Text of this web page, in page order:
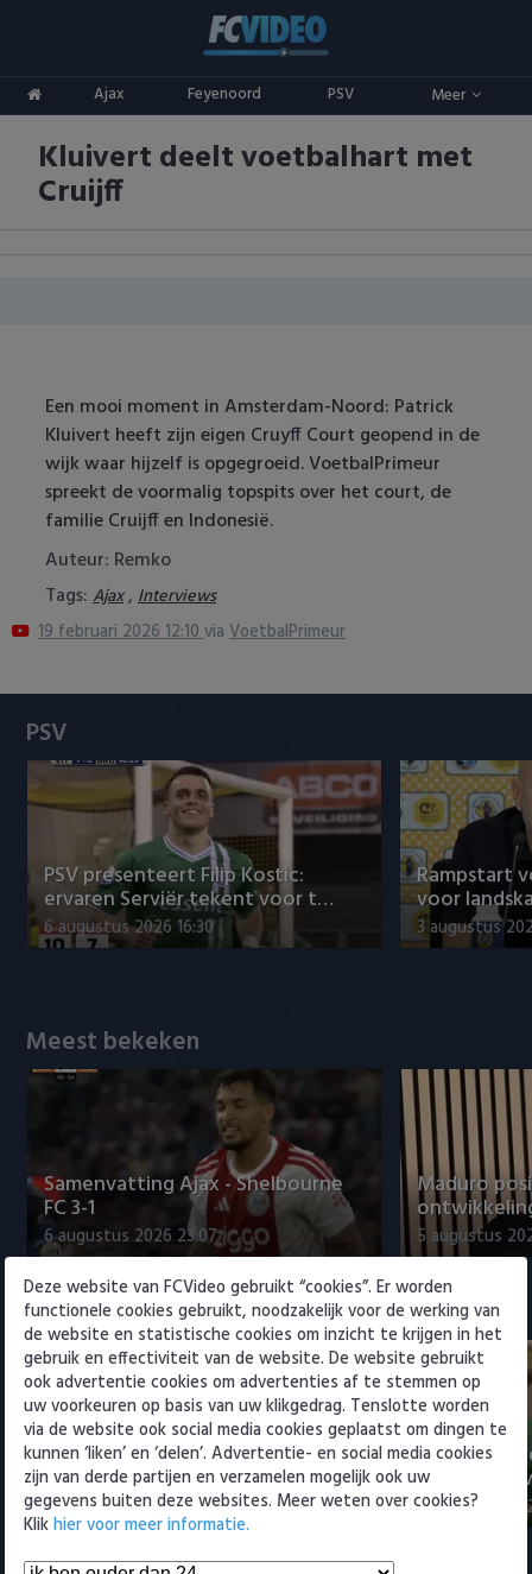
Ajax Feyenoord PSV Meer
ADO Den Haag
Ajax
FC Utrecht
Feyenoord
Heracles Almelo
NAC Breda
PSV
Roda JC
SC Heerenveen
Sparta
Vitesse
Willem II
Competities
Eredivisie
Keuken Kampioen Divisie
Champions League
Europa League
Conference League
Oranje
Kluivert deelt voetbalhart met
Cruijff
Een mooi moment in Amsterdam-Noord: Patrick
Kluivert heeft zijn eigen Cruyff Court geopend in de
wijk waar hijzelf is opgegroeid. VoetbalPrimeur
spreekt de voormalig topspits over het court, de
familie Cruijff en Indonesië.
Auteur: Remko
Tags: Ajax, Interviews
19 februari 2026 12:10via VoetbalPrimeur
PSV
PSV presenteert Filip Kostic:
ervaren Serviër tekent voor t…
6 augustus 2026 16:30
Rampstart
voor
3 augustus
Meest bekeken
Samenvatting Ajax - Shelbourne
FC 3-1
6 augustus 2026 23:07
Maduro
5 augustus
Eredivisie
Voorbeschouwing Cambuur-
Excelsior met Plat en El Arguioui
6 augustus 2026 18:49
PSV
ervaren
6 augustus
Deze website van FCVideo gebruikt “cookies”. Er worden
functionele cookies gebruikt, noodzakelijk voor de werking van
de website en statistische cookies om inzicht te krijgen in het
gebruik en effectiviteit van de website. De website gebruikt
ook advertentie cookies om advertenties af te stemmen op
uw voorkeuren op basis van uw klikgedrag. Tenslotte worden
via de website ook social media cookies geplaatst om dingen te
kunnen ‘liken’ en ‘delen’. Advertentie- en social media cookies
zijn van derde partijen en verzamelen mogelijk ook uw
gegevens buiten deze websites. Meer weten over cookies?
Klikhier voor meer informatie.